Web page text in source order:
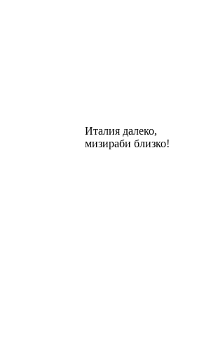
Италия далеко,
мизираби близко!